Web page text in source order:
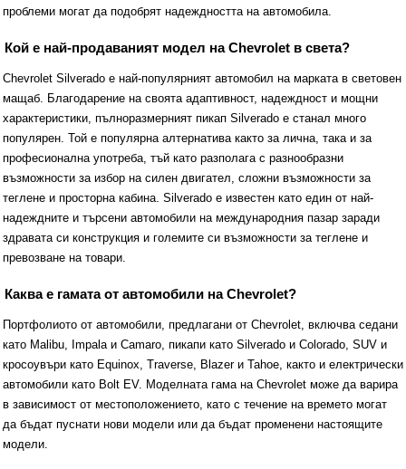
проблеми могат да подобрят надеждността на автомобила.
Кой е най-продаваният модел на Chevrolet в света?
Chevrolet Silverado е най-популярният автомобил на марката в световен
мащаб. Благодарение на своята адаптивност, надеждност и мощни
характеристики, пълноразмерният пикап Silverado е станал много
популярен. Той е популярна алтернатива както за лична, така и за
професионална употреба, тъй като разполага с разнообразни
възможности за избор на силен двигател, сложни възможности за
теглене и просторна кабина. Silverado е известен като един от най-
надеждните и търсени автомобили на международния пазар заради
здравата си конструкция и големите си възможности за теглене и
превозване на товари.
Каква е гамата от автомобили на Chevrolet?
Портфолиото от автомобили, предлагани от Chevrolet, включва седани
като Malibu, Impala и Camaro, пикапи като Silverado и Colorado, SUV и
кросоувъри като Equinox, Traverse, Blazer и Tahoe, както и електрически
автомобили като Bolt EV. Моделната гама на Chevrolet може да варира
в зависимост от местоположението, като с течение на времето могат
да бъдат пуснати нови модели или да бъдат променени настоящите
модели.